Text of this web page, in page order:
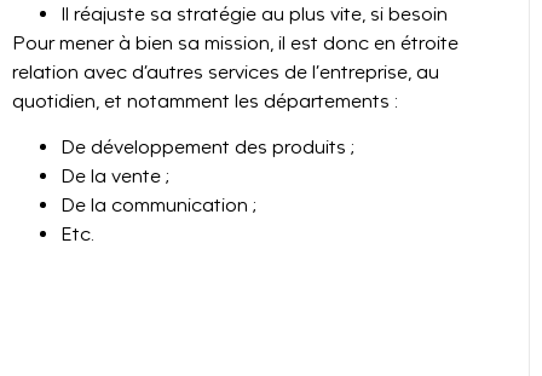
Il réajuste sa stratégie au plus vite, si besoin
Pour mener à bien sa mission, il est donc en étroite
relation avec d’autres services de l’entreprise, au
quotidien, et notamment les départements :
De développement des produits ;
De la vente ;
De la communication ;
Etc.